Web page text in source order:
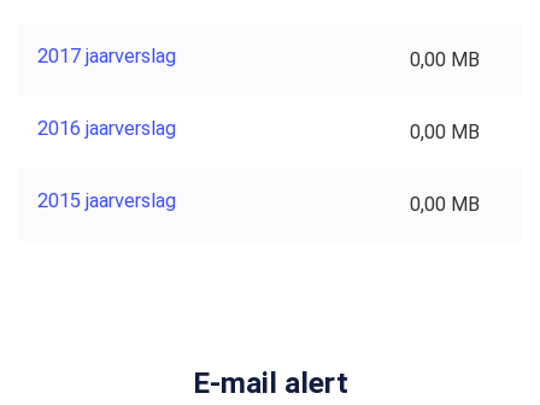
2017 jaarverslag 0,00 MB
2016 jaarverslag 0,00 MB
2015 jaarverslag 0,00 MB
E-mail alert